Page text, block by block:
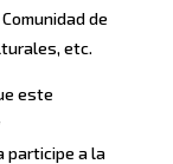
de
etc.
este
participe a la